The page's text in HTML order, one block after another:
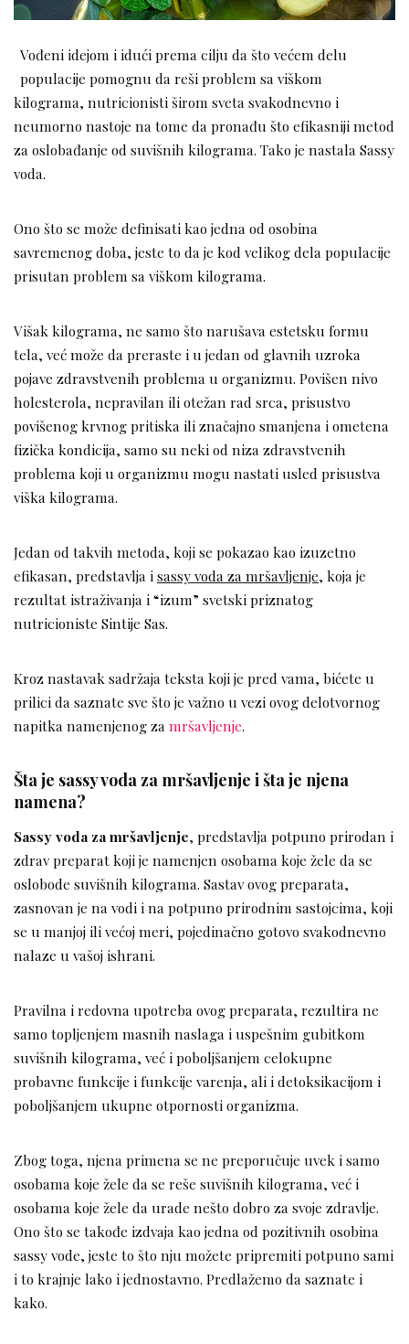
Vođeni idejom i idući prema cilju da što većem delu
populacije pomognu da reši problem sa viškom
kilograma, nutricionisti širom sveta svakodnevno i
neumorno nastoje na tome da pronađu što efikasniji metod
za oslobađanje od suvišnih kilograma. Tako je nastala Sassy
voda.
Ono što se može definisati kao jedna od osobina
savremenog doba, jeste to da je kod velikog dela populacije
prisutan problem sa viškom kilograma.
Višak kilograma, ne samo što narušava estetsku formu
tela, već može da preraste i u jedan od glavnih uzroka
pojave zdravstvenih problema u organizmu. Povišen nivo
holesterola, nepravilan ili otežan rad srca, prisustvo
povišenog krvnog pritiska ili značajno smanjena i ometena
fizička kondicija, samo su neki od niza zdravstvenih
problema koji u organizmu mogu nastati usled prisustva
viška kilograma.
Jedan od takvih metoda, koji se pokazao kao izuzetno
efikasan, predstavlja isassy voda za mršavljenje, koja je
rezultat istraživanja i “izum” svetski priznatog
nutricioniste Sintije Sas.
Kroz nastavak sadržaja teksta koji je pred vama, bićete u
prilici da saznate sve što je važno u vezi ovog delotvornog
napitka namenjenog za mršavljenje.
Šta je sassy voda za mršavljenje i šta je njena
namena?
Sassy voda za mršavljenje, predstavlja potpuno prirodan i
zdrav preparat koji je namenjen osobama koje žele da se
oslobode suvišnih kilograma. Sastav ovog preparata,
zasnovan je na vodi i na potpuno prirodnim sastojcima, koji
se u manjoj ili većoj meri, pojedinačno gotovo svakodnevno
nalaze u vašoj ishrani.
Pravilna i redovna upotreba ovog preparata, rezultira ne
samo topljenjem masnih naslaga i uspešnim gubitkom
suvišnih kilograma, već i poboljšanjem celokupne
probavne funkcije i funkcije varenja, ali i detoksikacijom i
poboljšanjem ukupne otpornosti organizma.
Zbog toga, njena primena se ne preporučuje uvek i samo
osobama koje žele da se reše suvišnih kilograma, već i
osobama koje žele da urade nešto dobro za svoje zdravlje.
Ono što se takođe izdvaja kao jedna od pozitivnih osobina
sassy vode, jeste to što nju možete pripremiti potpuno sami
i to krajnje lako i jednostavno. Predlažemo da saznate i
kako.